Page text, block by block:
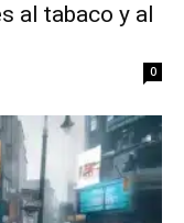
al tabaco y al
0